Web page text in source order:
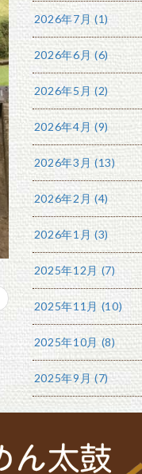
2026年7月 (1)
2026年6月 (6)
2026年5月 (2)
2026年4月 (9)
2026年3月 (13)
2026年2月 (4)
2026年1月 (3)
2025年12月 (7)
2025年11月 (10)
2025年10月 (8)
2025年9月 (7)